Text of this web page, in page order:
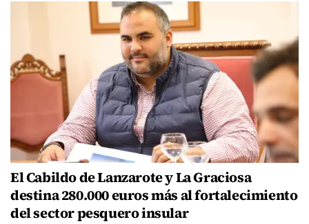
El Cabildo de Lanzarote y La Graciosa
destina 280.000 euros más al fortalecimiento
del sector pesquero insular